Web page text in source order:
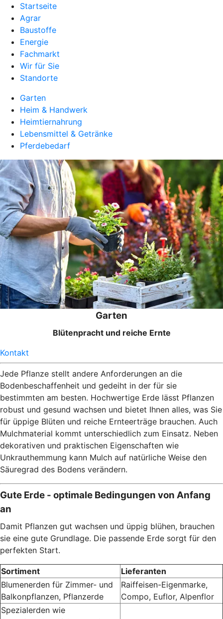
Startseite
Agrar
Baustoffe
Energie
Fachmarkt
Wir für Sie
Standorte
Garten
Heim & Handwerk
Heimtiernahrung
Lebensmittel & Getränke
Pferdebedarf
Garten
Blütenpracht und reiche Ernte
Kontakt
Jede Pflanze stellt andere Anforderungen an die
Bodenbeschaffenheit und gedeiht in der für sie
bestimmten am besten. Hochwertige Erde lässt Pflanzen
robust und gesund wachsen und bietet Ihnen alles, was Sie
für üppige Blüten und reiche Ernteerträge brauchen. Auch
Mulchmaterial kommt unterschiedlich zum Einsatz. Neben
dekorativen und praktischen Eigenschaften wie
Unkrauthemmung kann Mulch auf natürliche Weise den
Säuregrad des Bodens verändern.
Gute Erde - optimale Bedingungen von Anfang
an
Damit Pflanzen gut wachsen und üppig blühen, brauchen
sie eine gute Grundlage. Die passende Erde sorgt für den
perfekten Start.
Sortiment
Lieferanten
Blumenerden für Zimmer- und
Balkonpflanzen, Pflanzerde
Raiffeisen-Eigenmarke,
Compo, Euflor, Alpenflor
Spezialerden wie